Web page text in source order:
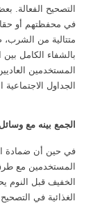
التصحيح الفعالة.
في محفظتهم أو
متتالية من
بالشفاء الكامل
المستخدمين
الجداول الاجتماعية
الجمع بينه مع
في حين أن ضمادة
المستخدمين مع
الخفيف قبل النوم
الغذائية في